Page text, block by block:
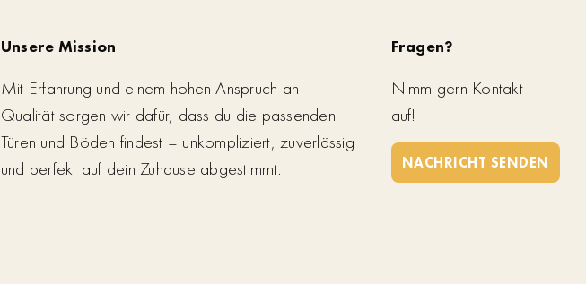
Unsere Mission
Mit Erfahrung und einem hohen Anspruch an
Qualität sorgen wir dafür, dass du die passenden
Türen und Böden findest – unkompliziert, zuverlässig
und perfekt auf dein Zuhause abgestimmt.
Fragen?
Nimm gern Kontakt
auf!
NACHRICHT SENDEN